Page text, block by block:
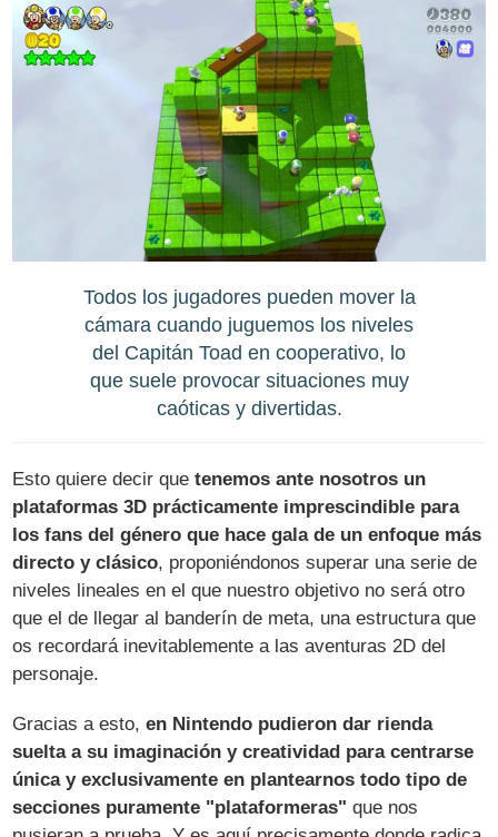
Todos los jugadores pueden mover la
cámara cuando juguemos los niveles
del Capitán Toad en cooperativo, lo
que suele provocar situaciones muy
caóticas y divertidas.
Esto quiere decir quetenemos ante nosotros un
plataformas 3D prácticamente imprescindible para
los fans del género que hace gala de un enfoque más
directo y clásico, proponiéndonos superar una serie de
niveles lineales en el que nuestro objetivo no será otro
que el de llegar al banderín de meta, una estructura que
os recordará inevitablemente a las aventuras 2D del
personaje.
Gracias a esto,en Nintendo pudieron dar rienda
suelta a su imaginación y creatividad para centrarse
única y exclusivamente en plantearnos todo tipo de
secciones puramente "plataformeras" que nos